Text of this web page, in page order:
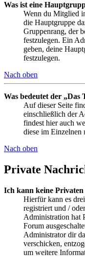
Was ist eine
Wenn du Mitglied
die Hauptgruppe
Gruppenrang, der
festzulegen. Ein
geben, deine
festzulegen.
Nach oben
Was bedeutet der „Das
Auf dieser Seite
einschließlich der
findest hier auch
diese im Einzelnen
Nach oben
Private
Ich kann keine
Hierfür kann es
registriert und /
Administration hat
Forum
Administrator dir
verschicken,
um weitere